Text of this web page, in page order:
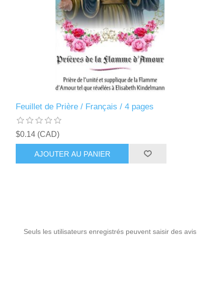
Feuillet de Prière / Français / 4 pages
$0.14 (CAD)
AJOUTER AU PANIER
Seuls les utilisateurs enregistrés peuvent saisir des avis